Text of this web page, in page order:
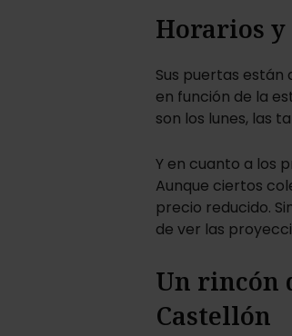
Horarios
Sus puertas
en función de la
son los lunes, las
Y en cuanto a los
Aunque ciertos
precio reducido.
de ver las
Un rincón
Castellón